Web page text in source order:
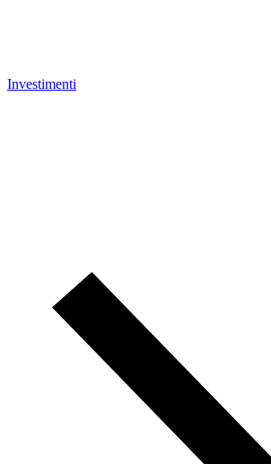
Investimenti